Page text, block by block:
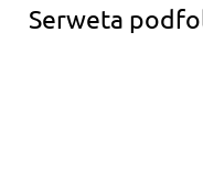
Serweta